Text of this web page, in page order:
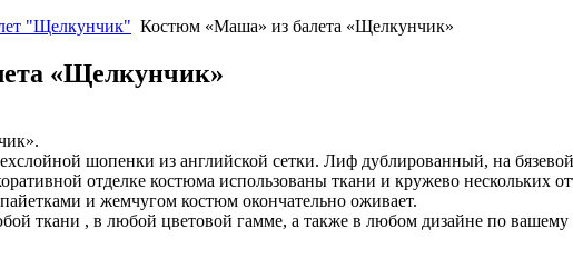
"Щелкунчик" Костюм «Маша» из балета «Щелкунчик»
«Щелкунчик»
шопенки из английской сетки. Лиф дублированный, на
отделке костюма использованы ткани и кружево нескольких
и жемчугом костюм окончательно оживает.
ткани , в любой цветовой гамме, а также в любом дизайне по